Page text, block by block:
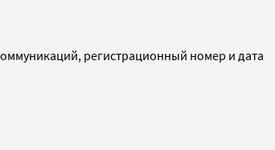
регистрационный номер и дата